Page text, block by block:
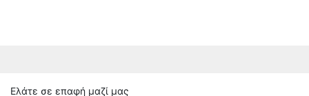
Ελάτε σε επαφή μαζί μας